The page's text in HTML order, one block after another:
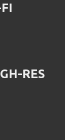
RES